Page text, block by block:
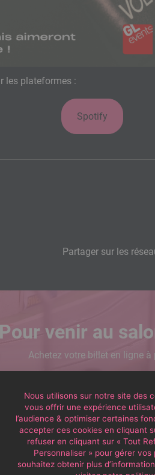
les plateformes :
Spotify
Partager sur les
Pour venir au
Achetez votre billet en ligne
Nous utilisons sur notre site des
vous offrir une expérience
l’audience & optimiser certaines
accepter ces cookies en cliquant
refuser en cliquant sur « Tout
Personnaliser » pour gérer
souhaitez obtenir plus